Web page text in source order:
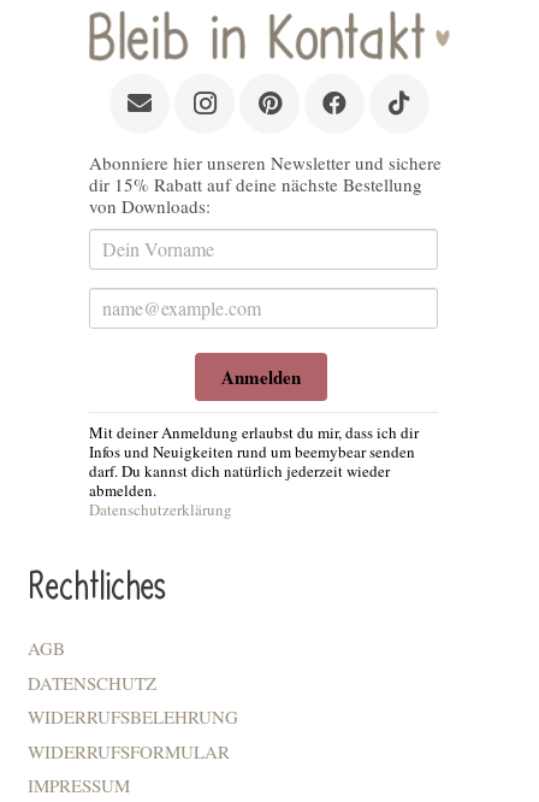
Abonniere hier unseren Newsletter und sichere
dir 15% Rabatt auf deine nächste Bestellung
von Downloads:
Anmelden
Mit deiner Anmeldung erlaubst du mir, dass ich dir
Infos und Neuigkeiten rund um beemybear senden
darf. Du kannst dich natürlich jederzeit wieder
abmelden.
Datenschutzerklärung
Rechtliches
AGB
DATENSCHUTZ
WIDERRUFSBELEHRUNG
WIDERRUFSFORMULAR
IMPRESSUM